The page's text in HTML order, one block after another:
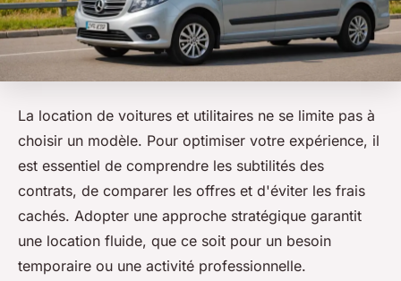
La location de voitures et utilitaires ne se limite pas à
choisir un modèle. Pour optimiser votre expérience, il
est essentiel de comprendre les subtilités des
contrats, de comparer les offres et d'éviter les frais
cachés. Adopter une approche stratégique garantit
une location fluide, que ce soit pour un besoin
temporaire ou une activité professionnelle.